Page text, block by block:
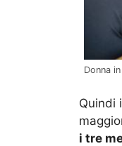
Donna
Quindi
i tre